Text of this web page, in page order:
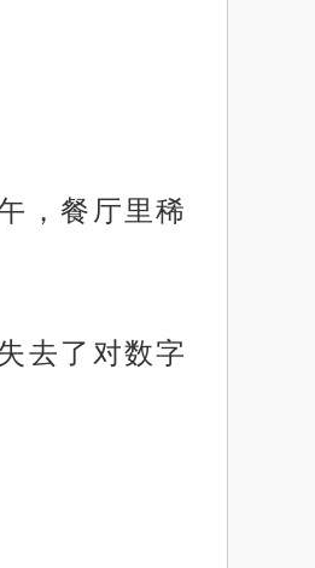
，餐厅里稀
去了对数字